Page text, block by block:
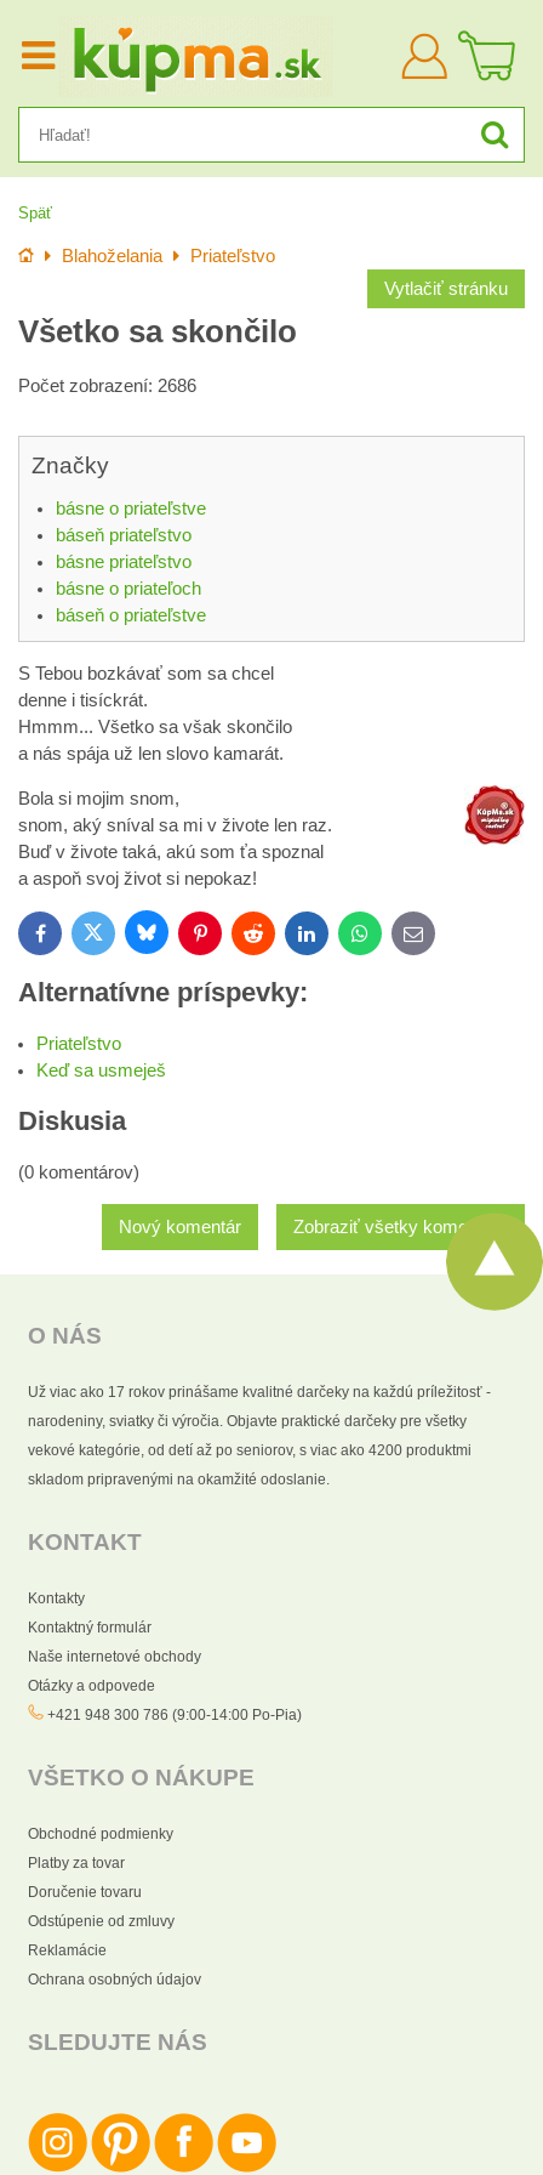
Prihlásiť
sa
Späť
Úvod Blahoželania
Priateľstvo
Vytlačiť stránku
Všetko sa skončilo
Počet zobrazení: 2686
Značky
básne o priateľstve
báseň priateľstvo
básne priateľstvo
básne o priateľoch
báseň o priateľstve
S Tebou bozkávať som sa chcel
denne i tisíckrát.
Hmmm... Všetko sa však skončilo
a nás spája už len slovo kamarát.
Bola si mojim snom,
snom, aký sníval sa mi v živote len raz.
Buď v živote taká, akú som ťa spoznal
a aspoň svoj život si nepokaz!
FacebookTwitter BlueskyPinterestReddit LinkedInWhatsApp
E-
mail
Alternatívne príspevky:
Priateľstvo
Keď sa usmeješ
Diskusia
(0 komentárov)
Zobraziť všetky komentáre
Nový komentár
O NÁS
Už viac ako 17 rokov prinášame kvalitné darčeky na každú príležitosť -
narodeniny, sviatky či výročia. Objavte praktické darčeky pre všetky
vekové kategórie, od detí až po seniorov, s viac ako 4200 produktmi
skladom pripravenými na okamžité odoslanie.
KONTAKT
Kontakty
Kontaktný formulár
Naše internetové obchody
Otázky a odpovede
+421 948 300 786 (9:00-14:00 Po-Pia)
VŠETKO O NÁKUPE
Obchodné podmienky
Platby za tovar
Doručenie tovaru
Odstúpenie od zmluvy
Reklamácie
Ochrana osobných údajov
SLEDUJTE NÁS